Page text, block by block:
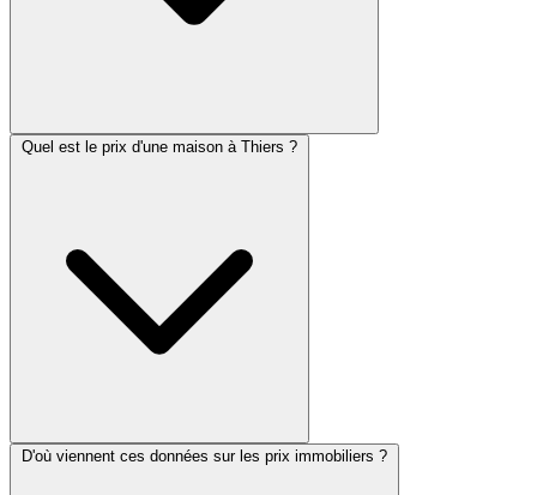
Quel est le prix d'une maison à Thiers ?
D'où viennent ces données sur les prix immobiliers ?